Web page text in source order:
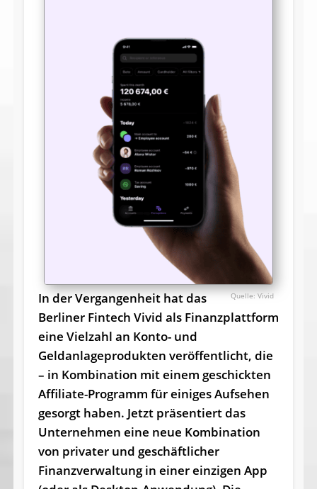
Vivid
In der Vergangenheit hat das
Berliner Fintech Vivid als Finanzplattform
eine Vielzahl an Konto- und
Geldanlageprodukten veröffentlicht, die
– in Kombination mit einem geschickten
Affiliate-Programm für einiges Aufsehen
gesorgt haben. Jetzt präsentiert das
Unternehmen eine neue Kombination
von privater und geschäftlicher
Finanzverwaltung in einer einzigen App